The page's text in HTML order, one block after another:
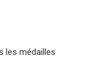
les médailles